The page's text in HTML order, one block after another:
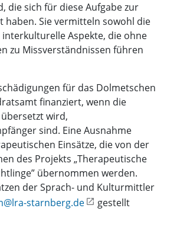
die sich für diese Aufgabe zur
haben. Sie vermitteln sowohl die
interkulturelle Aspekte, die ohne
zu Missverständnissen führen
für das Dolmetschen
finanziert, wenn die
wird,
sind. Eine Ausnahme
Einsätze, die von der
des Projekts „Therapeutische
übernommen werden.
der Sprach- und Kulturmittler
starnberg.de
gestellt